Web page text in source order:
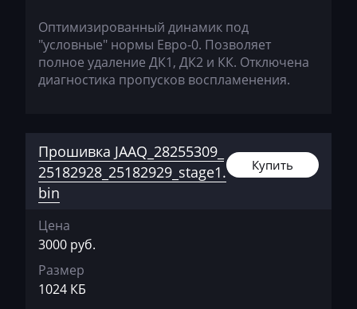
Hawtai
Hidromek
Hitachi
Honda
Hongqi
Huanghai
Оптимизированный динамик под
"условные" нормы Евро-0. Позволяет
полное удаление ДК1, ДК2 и КК. Отключена
диагностика пропусков воспламенения.
Прошивка JAAQ_28255309_
25182928_25182929_stage1.
bin
Купить
Цена
3000 руб.
Размер
1024 КБ